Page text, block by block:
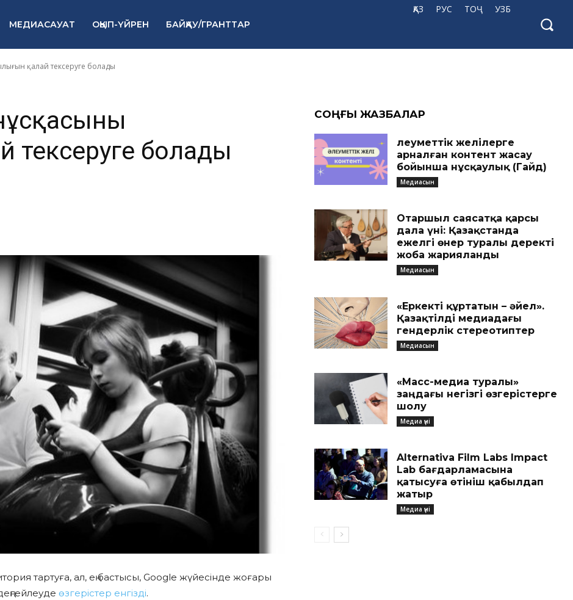
ҚАЗ РУС ТОҶ УЗБ
МЕДИАСАУАТ ОҚЫП-ҮЙРЕН БАЙҚАУ/ГРАНТТАР
қалай тексеруге болады
тексеруге болады
тартуға, ал, ең бастысы, Google жүйесінде жоғары
өзгерістер енгізді.
CОҢҒЫ ЖАЗБАЛАР
Әлеуметтік желілерге
арналған контент жасау
бойынша нұсқаулық (Гайд)
Медиасын
Отаршыл саясатқа қарсы
дала үні: Қазақстанда
ежелгі өнер туралы деректі
жоба жарияланды
Медиасын
«Еркекті құртатын – әйел».
Қазақтілді медиадағы
гендерлік стереотиптер
Медиасын
«Масс-медиа туралы»
заңдағы негізгі өзгерістерге
шолу
Медиа үні
Alternativa Film Labs Impact
Lab бағдарламасына
қатысуға өтініш қабылдап
жатыр
Медиа үні